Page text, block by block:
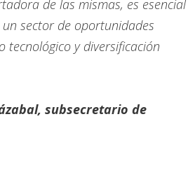
de las mismas, es esencial
sector de oportunidades
tecnológico y diversificación
subsecretario de